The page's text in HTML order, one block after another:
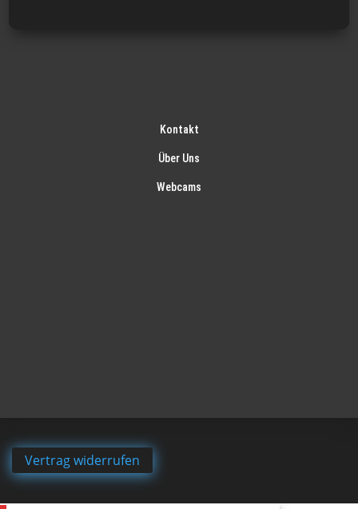
Kontakt
Über Uns
Webcams
Vertrag widerrufen